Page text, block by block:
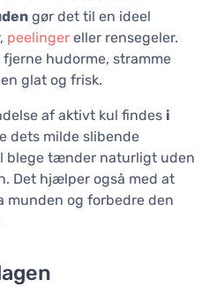
gør det til en ideel
peelinger eller rensegeler.
hudorme, stramme
glat og frisk.
af aktivt kul findes i
dets milde slibende
blege tænder naturligt uden
Det hjælper også med at
og forbedre den